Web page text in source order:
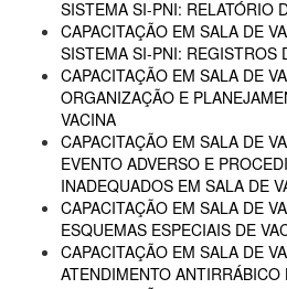
SISTEMA SI-PNI: RELATÓRIO
CAPACITAÇÃO EM SALA DE
SISTEMA SI-PNI: REGISTROS
CAPACITAÇÃO EM SALA DE
ORGANIZAÇÃO E
VACINA
CAPACITAÇÃO EM SALA DE
EVENTO ADVERSO E
INADEQUADOS EM SALA DE
CAPACITAÇÃO EM SALA DE
ESQUEMAS ESPECIAIS DE
CAPACITAÇÃO EM SALA DE
ATENDIMENTO ANTIRRÁBICO